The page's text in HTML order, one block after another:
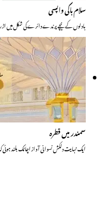
سلام باکی واپسی
بادلوں کے نیچے پرندے دائرے کی شکل میں
سمندر میں قطرہ
ایک نہایت دلکش نسوانی آواز اچانک بلند ہوئی